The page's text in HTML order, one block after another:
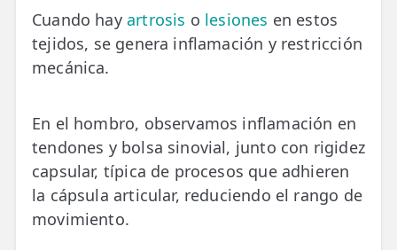
Cuando hay artrosis o lesiones en estos
tejidos, se genera inflamación y restricción
mecánica.
En el hombro, observamos inflamación en
tendones y bolsa sinovial, junto con rigidez
capsular, típica de procesos que adhieren
la cápsula articular, reduciendo el rango de
movimiento.